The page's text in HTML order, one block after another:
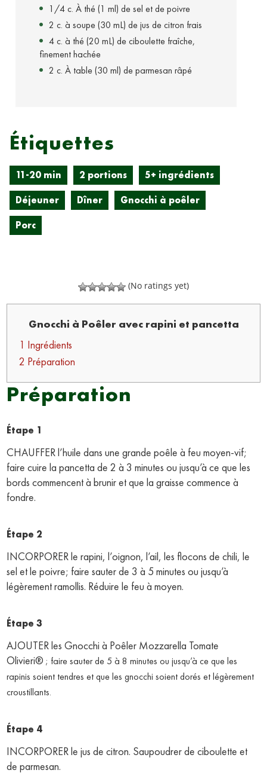
1/4 c. À thé (1 ml) de sel et de poivre
2 c. à soupe (30 mL) de jus de citron frais
4 c. à thé (20 mL) de ciboulette fraîche,
finement hachée
2 c. À table (30 ml) de parmesan râpé
Étiquettes
11-20 min 2 portions
5+ ingrédients
Déjeuner
Dîner
Gnocchi à poêler
Porc
(No ratings yet)
Gnocchi à Poêler avec rapini et pancetta
1 Ingrédients
2 Préparation
Préparation
Étape 1
CHAUFFER l’huile dans une grande poêle à feu moyen-vif;
faire cuire la pancetta de 2 à 3 minutes ou jusqu’à ce que les
bords commencent à brunir et que la graisse commence à
fondre.
Étape 2
INCORPORER le rapini, l’oignon, l’ail, les flocons de chili, le
sel et le poivre; faire sauter de 3 à 5 minutes ou jusqu’à
légèrement ramollis. Réduire le feu à moyen.
Étape 3
AJOUTER les Gnocchi à Poêler Mozzarella Tomate
Olivieri®; faire sauter de 5 à 8 minutes ou jusqu’à ce que les
rapinis soient tendres et que les gnocchi soient dorés et légèrement
croustillants.
Étape 4
INCORPORER le jus de citron. Saupoudrer de ciboulette et
de parmesan.